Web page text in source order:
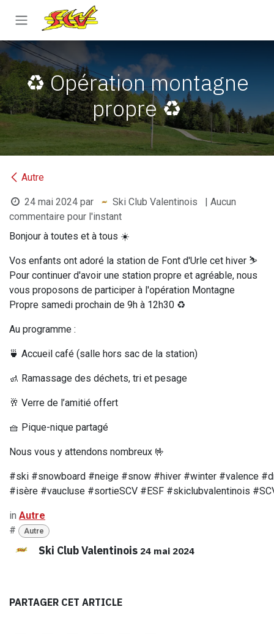
Se rendre au contenu
♻️ Opération montagne
propre ♻️
Autre
24 mai 2024 par Ski Club Valentinois
| Aucun
commentaire pour l'instant
Bonjour à toutes et à tous ☀️
Vos enfants ont adoré la station de Font d'Urle cet hiver ⛷️
Pour continuer d'avoir une station propre et agréable, nous
vous proposons de participer à l'opération Montagne
Propre samedi prochain de 9h à 12h30 ♻️
Au programme :
🍵 Accueil café (salle hors sac de la station)
🚮 Ramassage des déchets, tri et pesage
🥂 Verre de l’amitié offert
🧺 Pique-nique partagé
Nous vous y attendons nombreux 🤟
#ski #snowboard #neige #snow #hiver #winter #valence
#isère #vaucluse #sortieSCV #ESF #skiclubvalentinois
in Autre
#
Autre
Ski Club Valentinois 24 mai 2024
PARTAGER CET ARTICLE